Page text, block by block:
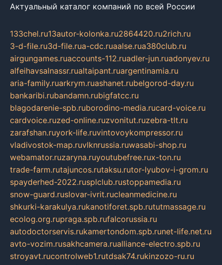
Актуальный каталог компаний по всей России
133chel.ru13autor-kolonka.ru2864420.ru2rich.ru
3-d-file.ru3d-file.rua-cdc.ruaalse.rua380club.ru
airgungames.ruaccounts-112.ruadler-jun.ruadonyev.ru
alfeihavsalnassr.rualtaipant.ruargentinamia.ru
aria-family.ruarkrym.ruashanet.rubelgorod-day.ru
bankaribi.rubandamn.rubigfatcc.ru
blagodarenie-spb.ruborodino-media.rucard-voice.ru
cardvoice.ruzed-online.ruzvonitut.ruzebra-tlt.ru
zarafshan.ruyork-life.ruvintovoykompressor.ru
vladivostok-map.ruvlknrussia.ruwasabi-shop.ru
webamator.ruzaryna.ruyoutubefree.rux-ton.ru
trade-farm.rutajuncos.rutaksu.rutor-lyubov-i-grom.ru
spayderhed-2022.rusplclub.rustoppamedia.ru
snow-guard.ruslovar-ivrit.rucleanmedicine.ru
shkurki-karakulya.rukanotiforet.spb.rututmassage.ru
ecolog.org.rupraga.spb.rufalcorussia.ru
autodoctorservis.rukamertondom.spb.runet-life.net.ru
avto-vozim.rusakhcamera.rualliance-electro.spb.ru
stroyavt.rucontrolweb1.rutdsak74.rukinzozo-ru.ru